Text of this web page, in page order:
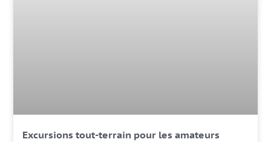
Excursions tout-terrain pour les amateurs